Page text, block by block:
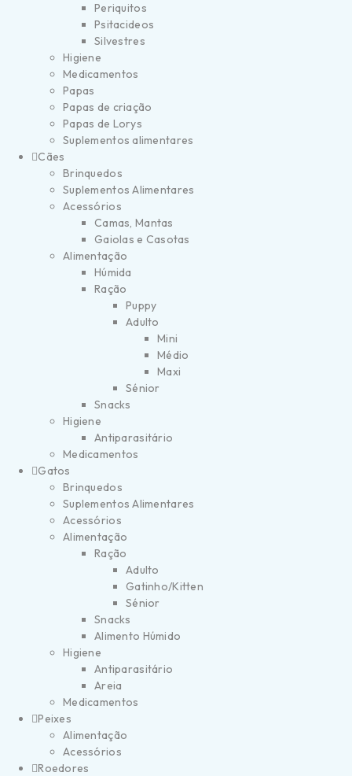
Periquitos
Psitacideos
Silvestres
Higiene
Medicamentos
Papas
Papas de criação
Papas de Lorys
Suplementos alimentares
Cães
Brinquedos
Suplementos Alimentares
Acessórios
Camas, Mantas
Gaiolas e Casotas
Alimentação
Húmida
Ração
Puppy
Adulto
Mini
Médio
Maxi
Sénior
Snacks
Higiene
Antiparasitário
Medicamentos
Gatos
Brinquedos
Suplementos Alimentares
Acessórios
Alimentação
Ração
Adulto
Gatinho/Kitten
Sénior
Snacks
Alimento Húmido
Higiene
Antiparasitário
Areia
Medicamentos
Peixes
Alimentação
Acessórios
Roedores